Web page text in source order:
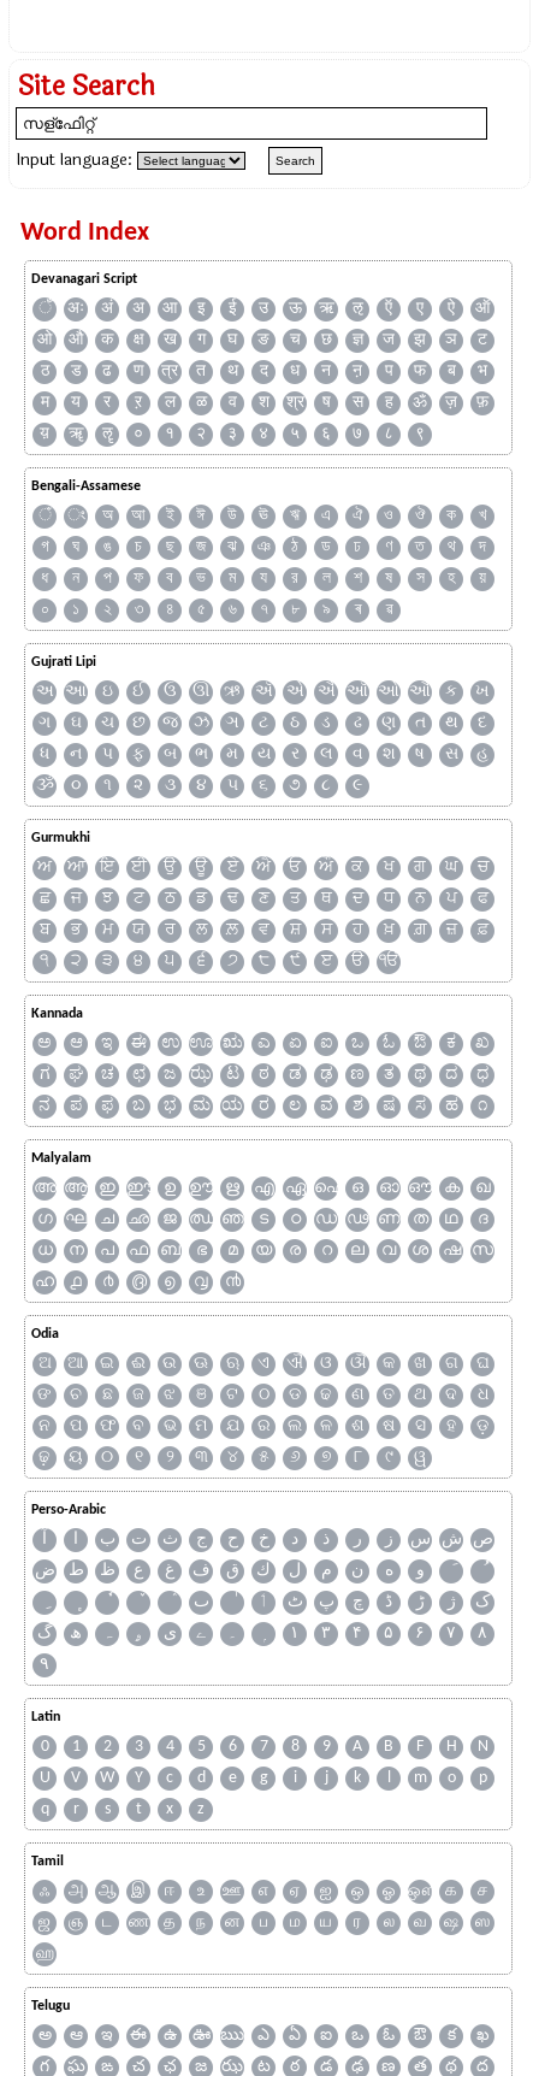
Site Search
Input language:
Word Index
Devanagari Script
ँ अः अं अ आ इ ई उ ऊ ऋ ऌ ऍ ए ऐ
ऑ
ओ
औ क क्ष ख ग घ ङ च छ ज्ञ ज झ ञ
ट
ठ
ड ढ ण त्र त थ द ध न ऩ प फ ब
भ
म
य र ऱ ल ळ व श श्र ष स ह ॐ ज़
फ़
य़
ॠ ॡ ० १ २ ३ ४ ५ ६ ७ ८ ९
Bengali-Assamese
ঁ ং অ আ ই ঈ উ ঊ ঋ এ ঐ ও ঔ ক
খ
গ
ঘ ঙ চ ছ জ ঝ ঞ ঠ ড ঢ ণ ত থ
দ
ধ
ন প ফ ব ভ ম য র ল শ ষ স হ
য়
০
১ ২ ৩ ৪ ৫ ৬ ৭ ৮ ৯ ৰ ৱ
Gujrati Lipi
અ આ ઇ ઈ ઉ ઊ ઋ ઍ એ ઐ ઑ ઓ ઔ ક
ખ
ગ
ઘ ચ છ જ ઝ ઞ ટ ઠ ડ ઢ ણ ત થ
દ
ધ
ન પ ફ બ ભ મ ય ર લ વ શ ષ સ
હ
ૐ
૦ ૧ ૨ ૩ ૪ ૫ ૬ ૭ ૮ ૯
Gurmukhi
ਅ ਆ ਇ ਈ ਉ ਊ ਏ ਐ ਓ ਔ ਕ ਖ ਗ ਘ
ਚ
ਛ
ਜ ਝ ਟ ਠ ਡ ਢ ਣ ਤ ਥ ਦ ਧ ਨ ਪ
ਫ
ਬ
ਭ ਮ ਯ ਰ ਲ ਲ਼ ਵ ਸ਼ ਸ ਹ ਖ਼ ਗ਼ ਜ਼
ਫ਼
੧
੨ ੩ ੪ ੫ ੬ ੭ ੮ ੯ ੲ ੳ ੴ
Kannada
ಅ ಆ ಇ ಈ ಉ ಊ ಋ ಎ ಏ ಐ ಒ ಓ ಔ ಕ
ಖ
ಗ
ಘ ಚ ಛ ಜ ಝ ಟ ಠ ಡ ಢ ಣ ತ ಥ ದ
ಧ
ನ
ಪ ಫ ಬ ಭ ಮ ಯ ರ ಲ ವ ಶ ಷ ಸ ಹ ೧
Malyalam
അ ആ ഇ ഈ ഉ ഊ ഋ എ ഏ ഐ ഒ ഓ ഔ ക
ഖ
ഗ
ഘ ച ഛ ജ ഝ ഞ ട ഠ ഡ ഢ ണ ത ഥ
ദ
ധ
ന പ ഫ ബ ഭ മ യ ര റ ല വ ശ ഷ
സ
ഹ
൧ ൪ ൫ ൭ ൮ ൯
Odia
ଅ ଆ ଇ ଈ ଉ ଊ ଋ ଏ ଐ ଓ ଔ କ ଖ ଗ
ଘ
ଙ
ଚ ଛ ଜ ଝ ଞ ଟ ଠ ଡ ଢ ଣ ତ ଥ ଦ
ଧ
ନ
ପ ଫ ବ ଭ ମ ଯ ର ଲ ଳ ଶ ଷ ସ ହ
ଡ଼
ଢ଼
ୟ ୦ ୧ ୨ ୩ ୪ ୫ ୬ ୭ ୮ ୯ ୱ
Perso-Arabic
آ ا ب ت ث ج ح خ د ذ ر ز س ش ص
ض
ط ظ ع غ ف ق ك ل م ن ه
و
ٮ
ٲ ٹ پ چ ڈ ڑ ژ
ک
گ
ھ ہ ۄ ی ے ۔ ۱ ۳ ۴ ۵ ۶ ۷
۸
۹
Latin
0 1 2 3 4 5 6 7 8 9 A B F H
N
U
V W Y c d e g i j k l m o
p
q
r s t x z
Tamil
ஃ அ ஆ இ ஈ உ ஊ எ ஏ ஐ ஒ ஓ ஔ க
ச
ஜ
ஞ ட ண த ந ன ப ம ய ர ல வ ஷ
ஸ
ஹ
Telugu
అ ఆ ఇ ఈ ఉ ఊ ఋ ఎ ఏ ఐ ఒ ఓ ఔ క
ఖ
గ
ఘ ఙ చ ఛ జ ఝ ట ఠ డ ఢ ణ త థ
ద